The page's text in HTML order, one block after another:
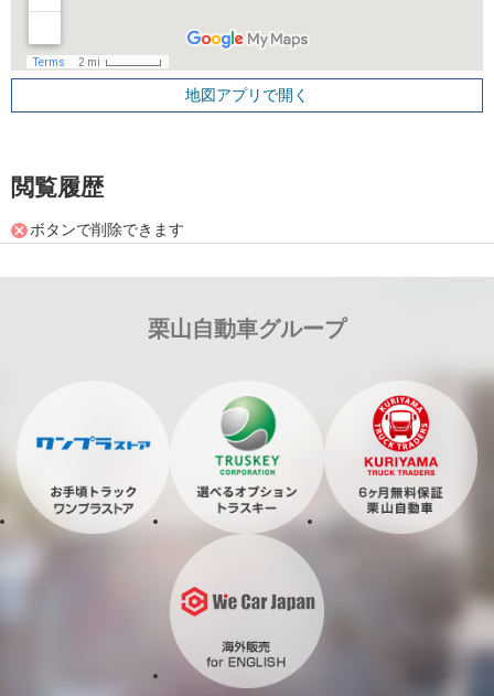
地図アプリで開く
閲覧履歴
ボタンで削除できます
栗山自動車グループ